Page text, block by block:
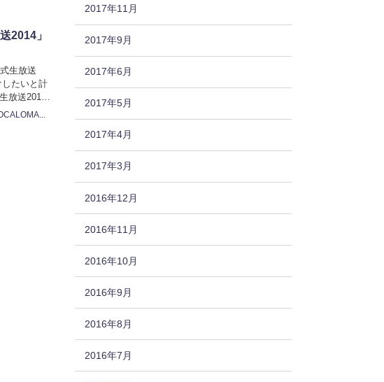
2014」
生放送
たいと計
放送2014
2017年11月
2017年9月
2017年6月
2017年5月
2017年4月
2017年3月
2016年12月
2016年11月
2016年10月
2016年9月
2016年8月
2016年7月